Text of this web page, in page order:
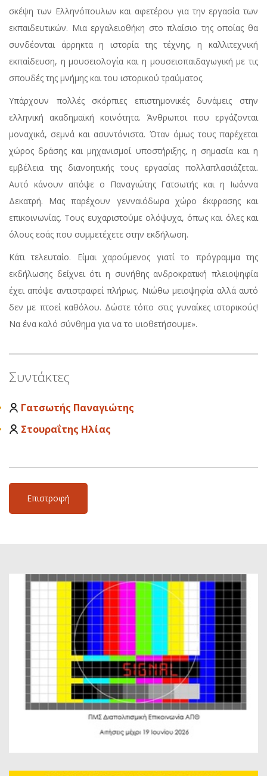
σκέψη των Ελληνόπουλων και αφετέρου για την εργασία των
εκπαιδευτικών. Μια εργαλειοθήκη στο πλαίσιο της οποίας θα
συνδέονται άρρηκτα η ιστορία της τέχνης, η καλλιτεχνική
εκπαίδευση, η μουσειολογία και η μουσειοπαιδαγωγική με τις
σπουδές της μνήμης και του ιστορικού τραύματος.
Υπάρχουν πολλές σκόρπιες επιστημονικές δυνάμεις στην
ελληνική ακαδημαϊκή κοινότητα. Άνθρωποι που εργάζονται
μοναχικά, σεμνά και ασυντόνιστα. Όταν όμως τους παρέχεται
χώρος δράσης και μηχανισμοί υποστήριξης, η σημασία και η
εμβέλεια της διανοητικής τους εργασίας πολλαπλασιάζεται.
Αυτό κάνουν απόψε ο Παναγιώτης Γατσωτής και η Ιωάννα
Δεκατρή. Μας παρέχουν γενναιόδωρα χώρο έκφρασης και
επικοινωνίας. Τους ευχαριστούμε ολόψυχα, όπως και όλες και
όλους εσάς που συμμετέχετε στην εκδήλωση.
Κάτι τελευταίο. Είμαι χαρούμενος γιατί το πρόγραμμα της
εκδήλωσης δείχνει ότι η συνήθης ανδροκρατική πλειοψηφία
έχει απόψε αντιστραφεί πλήρως. Νιώθω μειοψηφία αλλά αυτό
δεν με πτοεί καθόλου. Δώστε τόπο στις γυναίκες ιστορικούς!
Να ένα καλό σύνθημα για να το υιοθετήσουμε».
Συντάκτες
Γατσωτής Παναγιώτης
Στουραΐτης Ηλίας
Επιστροφή